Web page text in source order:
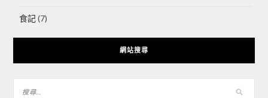
食記(7)
網站搜尋